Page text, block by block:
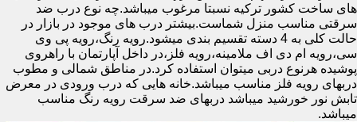
های ساخت کشور ترکیه نسبتا مرغوب میباشد.چه نوع درب ضد
سرقتی مناسب منزل شماست.بیشتر درب های موجود در بازار در
حالت کلی به 4 دسته تقسیم بندی میشود.رویه رنگ،رویه پی وی
سی،رویه ام دی اف ملامینه،رویه فلز،در داخل آپارتمان با راهروی
پوشیده هرنوع دربی میتوان استفاده کرد.در مناطق شمالی و مطوب
دربهای رویه فلز مناسب میباشد.خانه هایی که درب ورودی در معرض
تابش نور خورشید میباشد دربهای ضد سرقت رویه رنگ مناسب
میباشد.